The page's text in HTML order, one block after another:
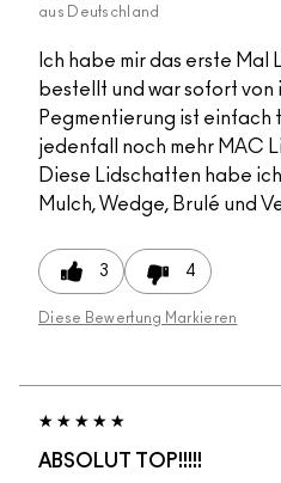
aus
Deutschland
Ich habe mir das erste Mal
bestellt und war sofort
Pegmentierung ist einfach
jedenfall noch mehr MAC
Diese Lidschatten habe
Mulch, Wedge, Brulé und
3 4
Diese Bewertung Markieren
ABSOLUT TOP!!!!!